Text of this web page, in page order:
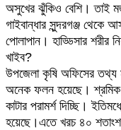
অসুখের ঝুঁকিও বেশি। তাই
গাইবান্ধার সুন্দরগঞ্জ থেকে
পোলাপান। হাড্ডিসার শরীর
খাইব?
উপজেলা কৃষি অফিসের তথ্য
অনেক ফলন হয়েছে। শ্রমিক
কাটার পরামর্শ দিচ্ছি।
হয়েছে।এতে খরচ ৪০